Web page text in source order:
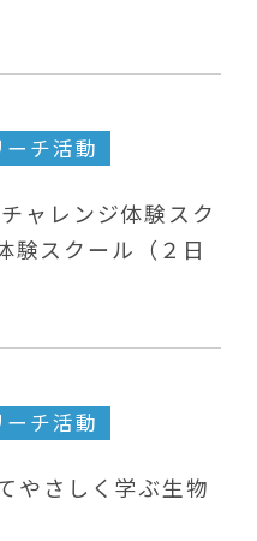
ーチ活動
ャレンジ体験スク
験スクール（２日
ーチ活動
やさしく学ぶ生物